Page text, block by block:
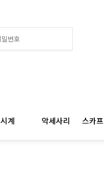
시계 악세사리 스카프